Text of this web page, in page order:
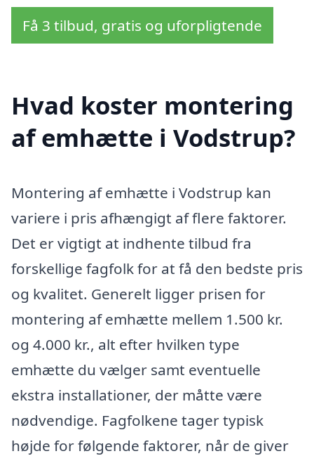
Få 3 tilbud, gratis og uforpligtende
Hvad koster montering
af emhætte i Vodstrup?
Montering af emhætte i Vodstrup kan
variere i pris afhængigt af flere faktorer.
Det er vigtigt at indhente tilbud fra
forskellige fagfolk for at få den bedste pris
og kvalitet. Generelt ligger prisen for
montering af emhætte mellem 1.500 kr.
og 4.000 kr., alt efter hvilken type
emhætte du vælger samt eventuelle
ekstra installationer, der måtte være
nødvendige. Fagfolkene tager typisk
højde for følgende faktorer, når de giver